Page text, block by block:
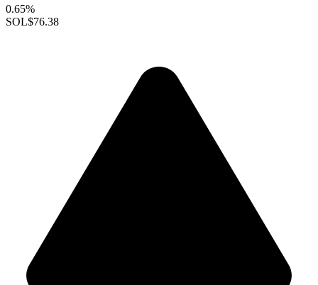
0.65%
SOL$76.38